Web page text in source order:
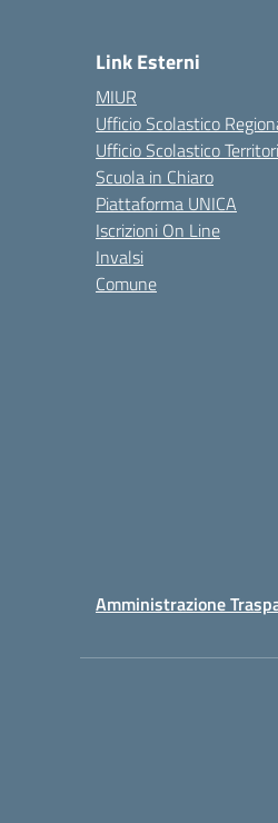
Link Esterni
MIUR
Ufficio Scolastico
Ufficio Scolastico
Scuola in Chiaro
Piattaforma UNICA
Iscrizioni On Line
Invalsi
Comune
Amministrazione